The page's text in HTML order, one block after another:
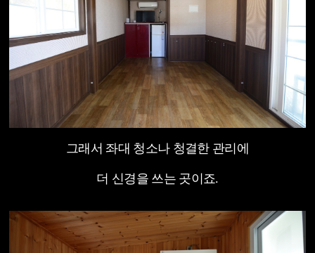
그래서 좌대 청소나 청결한 관리에
더 신경을 쓰는 곳이죠.